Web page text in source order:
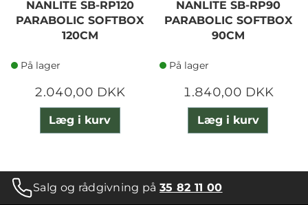
NANLITE SB-RP120
PARABOLIC SOFTBOX
120CM
På lager
2.040,00 DKK
Læg i kurv
NANLITE SB-RP90
PARABOLIC SOFTBOX
90CM
På lager
1.840,00 DKK
Læg i kurv
Salg og rådgivning på35 82 11 00